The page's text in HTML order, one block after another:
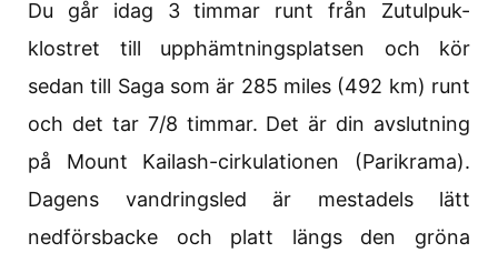
Du går idag 3 timmar runt från Zutulpuk-
klostret till upphämtningsplatsen och kör
sedan till Saga som är 285 miles (492 km) runt
och det tar 7/8 timmar. Det är din avslutning
på Mount Kailash-cirkulationen (Parikrama).
Dagens vandringsled är mestadels lätt
nedförsbacke och platt längs den gröna